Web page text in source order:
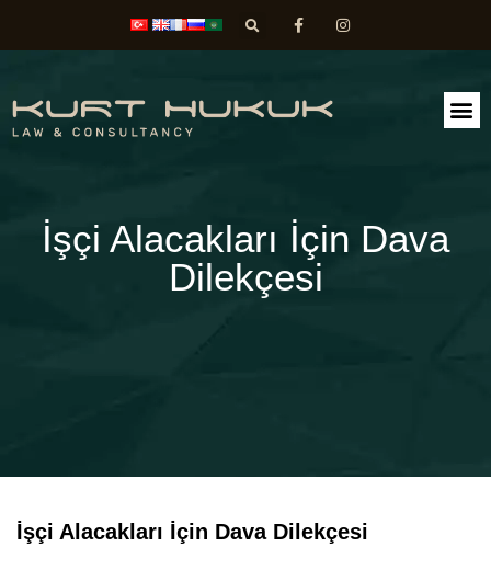
İşçi Alacakları İçin Dava
Dilekçesi
İşçi Alacakları İçin Dava Dilekçesi